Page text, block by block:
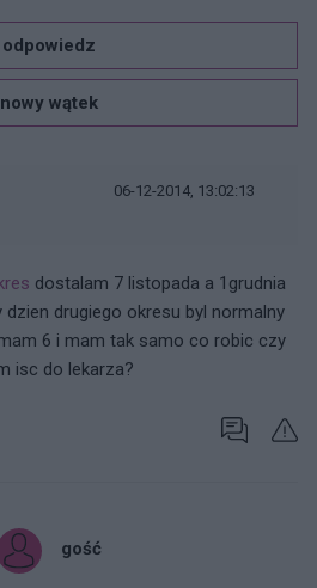
odpowiedz
nowy wątek
06-12-2014, 13:02:13
dostalam 7 listopada a 1grudnia
drugiego okresu byl normalny
6 i mam tak samo co robic czy
isc do lekarza?
gość